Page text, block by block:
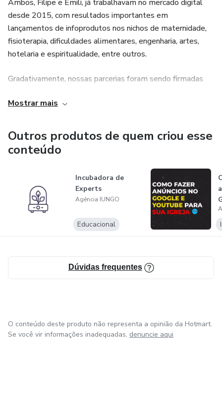
Ambos, Filipe e Emili, já trabalhavam no mercado digital
desde 2015, com resultados importantes em
lançamentos de infoprodutos nos nichos de maternidade,
fisioterapia, dificuldades alimentares, engenharia, artes,
hotelaria e espiritualidade, entre outros.
Gradativamente, nossas parcerias foram sendo firmadas
alinhamento completo de propósito e missão. Nos últimos
soluções específicas para as necessidades dessas
organizações.
Mostrar mais
Outros produtos de quem criou esse
conteúdo
Incubadora de
Experts
Agência IUNGO
Educacional
Dúvidas frequentes
O conteúdo deste produto não representa a opinião da Hotmart.
Se você vir informações inadequadas, denuncie aqui